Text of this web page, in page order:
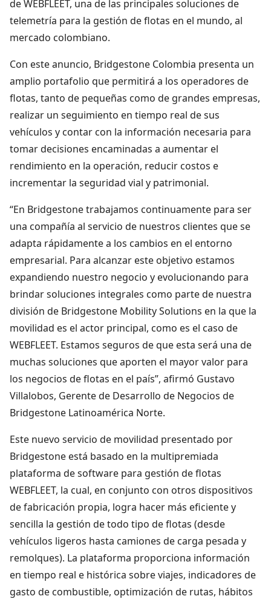
de WEBFLEET, una de las principales soluciones de
telemetría para la gestión de flotas en el mundo, al
mercado colombiano.
Con este anuncio, Bridgestone Colombia presenta un
amplio portafolio que permitirá a los operadores de
flotas, tanto de pequeñas como de grandes empresas,
realizar un seguimiento en tiempo real de sus
vehículos y contar con la información necesaria para
tomar decisiones encaminadas a aumentar el
rendimiento en la operación, reducir costos e
incrementar la seguridad vial y patrimonial.
“En Bridgestone trabajamos continuamente para ser
una compañía al servicio de nuestros clientes que se
adapta rápidamente a los cambios en el entorno
empresarial. Para alcanzar este objetivo estamos
expandiendo nuestro negocio y evolucionando para
brindar soluciones integrales como parte de nuestra
división de Bridgestone Mobility Solutions en la que la
movilidad es el actor principal, como es el caso de
WEBFLEET. Estamos seguros de que esta será una de
muchas soluciones que aporten el mayor valor para
los negocios de flotas en el país”, afirmó Gustavo
Villalobos, Gerente de Desarrollo de Negocios de
Bridgestone Latinoamérica Norte.
Este nuevo servicio de movilidad presentado por
Bridgestone está basado en la multipremiada
plataforma de software para gestión de flotas
WEBFLEET, la cual, en conjunto con otros dispositivos
de fabricación propia, logra hacer más eficiente y
sencilla la gestión de todo tipo de flotas (desde
vehículos ligeros hasta camiones de carga pesada y
remolques). La plataforma proporciona información
en tiempo real e histórica sobre viajes, indicadores de
gasto de combustible, optimización de rutas, hábitos